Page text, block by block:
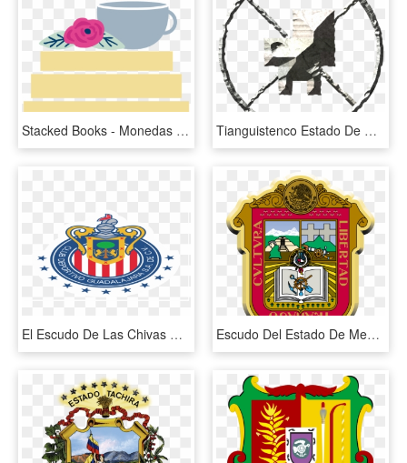
Stacked Books - Monedas De Plata Portuguesas 1000 Escudos, HD Png Download Tianguistenco Estado De México Escudo, HD Png Download
El Escudo De Las Chivas Rayadas Del Guadalajara Se - Chivas Liga Mx Png, Transparent Png Escudo Del Estado De Mexico Png - Gobierno Del Estado De Mexico, Transparent Png